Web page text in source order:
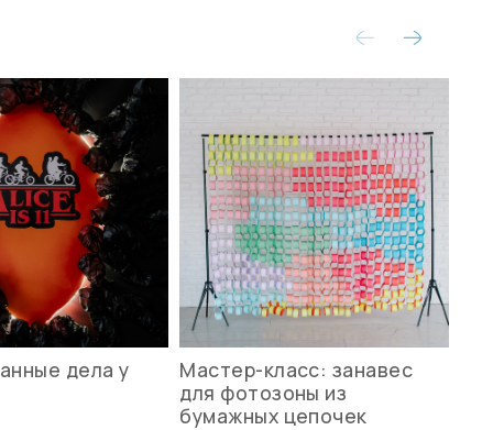
дела у
Мастер-класс: занавес
для фотозоны из
бумажных цепочек